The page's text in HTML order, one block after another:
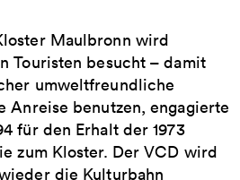
Maulbronn wird
Touristen besucht – damit
umweltfreundliche
Anreise benutzen, engagierte
für den Erhalt der 1973
zum Kloster. Der VCD wird
die Kulturbahn